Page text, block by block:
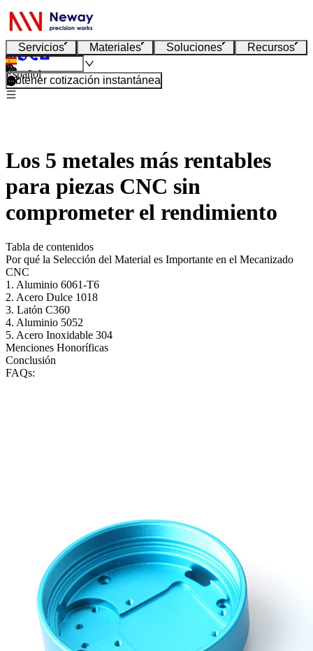
Servicios Materiales Soluciones Recursos
Español
Obtener cotización instantánea
Los 5 metales más rentables
para piezas CNC sin
comprometer el rendimiento
Tabla de contenidos
Por qué la Selección del Material es Importante en el Mecanizado
CNC
1. Aluminio 6061-T6
2. Acero Dulce 1018
3. Latón C360
4. Aluminio 5052
5. Acero Inoxidable 304
Menciones Honoríficas
Conclusión
FAQs: